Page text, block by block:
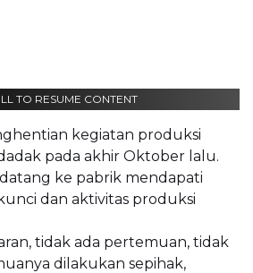
TO RESUME CONTENT
kegiatan produksi
pada akhir Oktober lalu.
ke pabrik mendapati
dan aktivitas produksi
tidak ada pertemuan, tidak
dilakukan sepihak,